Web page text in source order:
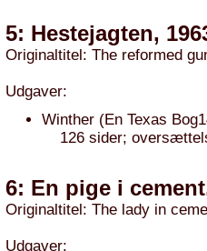
5: Hestejagten,
Originaltitel: The reformed
Udgaver:
Winther (En Texas
126 sider;
6: En pige i
Originaltitel: The lady in
Udgaver: